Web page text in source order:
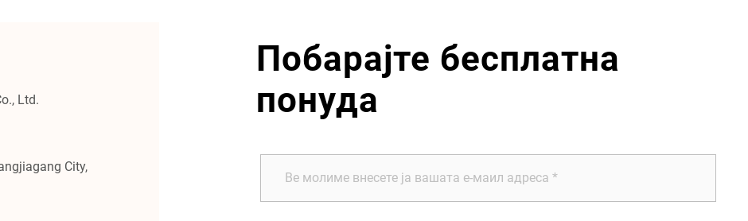
Ltd.
City,
Побарајте бесплатна
понуда